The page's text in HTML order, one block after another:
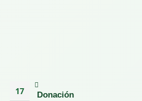
17 Donación